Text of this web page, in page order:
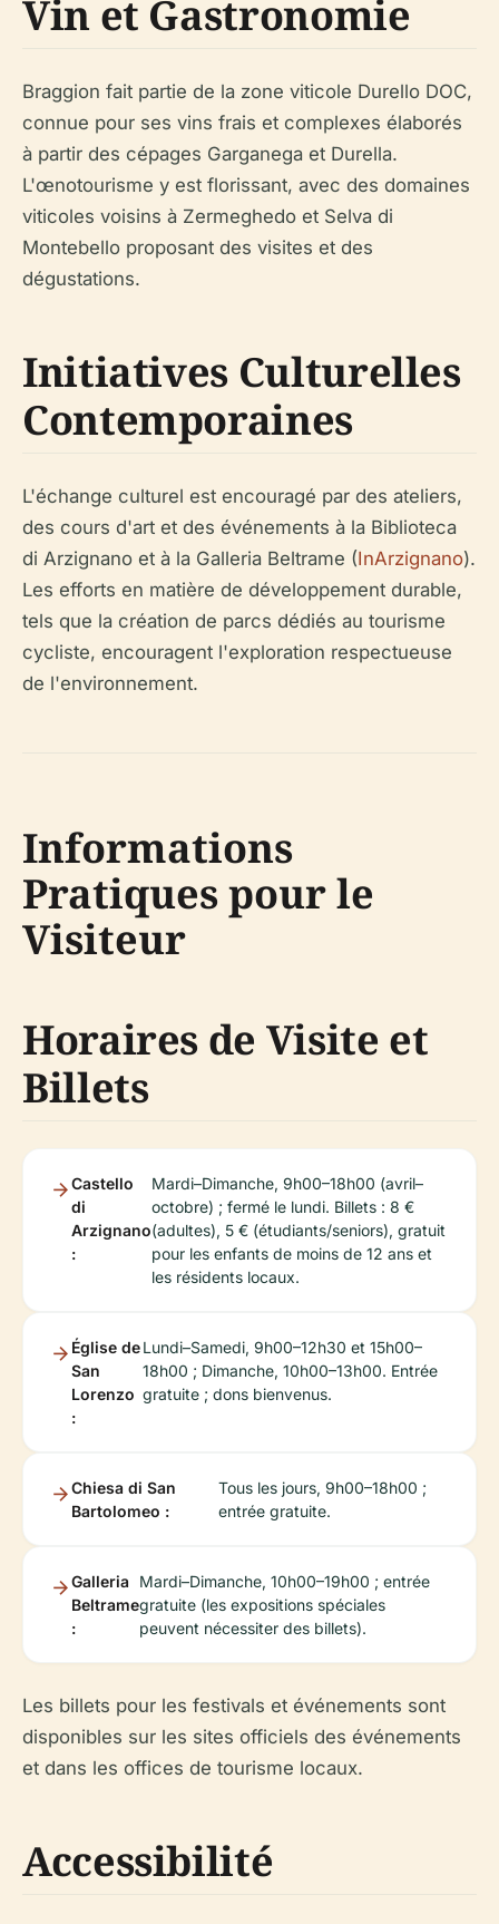
Vin et Gastronomie
Braggion fait partie de la zone viticole Durello DOC,
connue pour ses vins frais et complexes élaborés
à partir des cépages Garganega et Durella.
L'œnotourisme y est florissant, avec des domaines
viticoles voisins à Zermeghedo et Selva di
Montebello proposant des visites et des
dégustations.
Initiatives Culturelles
Contemporaines
L'échange culturel est encouragé par des ateliers,
des cours d'art et des événements à la Biblioteca
di Arzignano et à la Galleria Beltrame (InArzignano).
Les efforts en matière de développement durable,
tels que la création de parcs dédiés au tourisme
cycliste, encouragent l'exploration respectueuse
de l'environnement.
Informations
Pratiques pour le
Visiteur
Horaires de Visite et
Billets
Castello
di
Arzignano
:
Mardi–Dimanche, 9h00–18h00 (avril–
octobre) ; fermé le lundi. Billets : 8 €
(adultes), 5 € (étudiants/seniors), gratuit
pour les enfants de moins de 12 ans et
les résidents locaux.
Église de
San
Lorenzo
:
Lundi–Samedi, 9h00–12h30 et 15h00–
18h00 ; Dimanche, 10h00–13h00. Entrée
gratuite ; dons bienvenus.
Chiesa di San
Bartolomeo :
Tous les jours, 9h00–18h00 ;
entrée gratuite.
Galleria
Beltrame
:
Mardi–Dimanche, 10h00–19h00 ; entrée
gratuite (les expositions spéciales
peuvent nécessiter des billets).
Les billets pour les festivals et événements sont
disponibles sur les sites officiels des événements
et dans les offices de tourisme locaux.
Accessibilité